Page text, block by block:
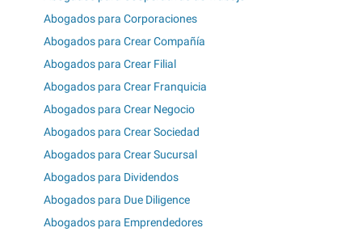
Abogados para Corporaciones
Abogados para Crear Compañía
Abogados para Crear Filial
Abogados para Crear Franquicia
Abogados para Crear Negocio
Abogados para Crear Sociedad
Abogados para Crear Sucursal
Abogados para Dividendos
Abogados para Due Diligence
Abogados para Emprendedores